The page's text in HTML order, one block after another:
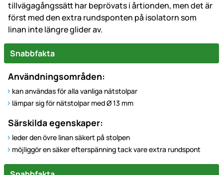
tillvägagångssätt har beprövats i årtionden, men det är
först med den extra rundsponten på isolatorn som
linan inte längre glider av.
Snabbfakta
Användningsområden:
kan användas för alla vanliga nätstolpar
lämpar sig för nätstolpar med Ø 13 mm
Särskilda egenskaper:
leder den övre linan säkert på stolpen
möjliggör en säker efterspänning tack vare extra rundspont